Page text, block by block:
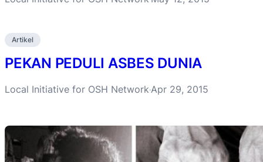
Artikel
PEKAN PEDULI ASBES DUNIA
Local Initiative for OSH Network·Apr 29, 2015